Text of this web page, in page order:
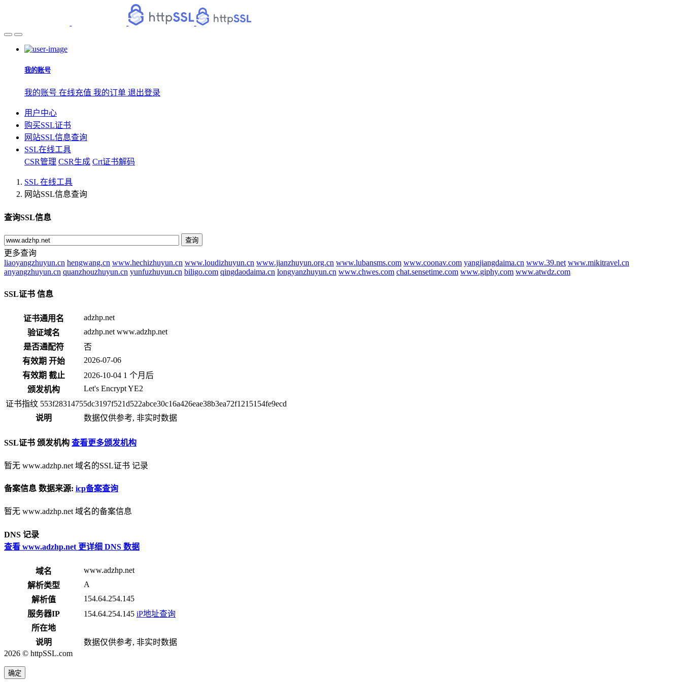
我的账号
我的账号 在线充值 我的订单 退出登录
用户中心
购买SSL证书
网站SSL信息查询
SSL在线工具
CSR管理 CSR生成 Crt证书解码
SSL 在线工具
网站SSL信息查询
查询SSL信息
查询
更多查询
liaoyangzhuyun.cn hengwang.cn www.hechizhuyun.cn www.loudizhuyun.cn www.jianzhuyun.org.cn www.lubansms.com www.coonav.com yangjiangdaima.cn www.39.net www.mikitravel.cn
anyangzhuyun.cn quanzhouzhuyun.cn yunfuzhuyun.cn biligo.com qingdaodaima.cn longyanzhuyun.cn www.chwes.com chat.sensetime.com www.giphy.com www.atwdz.com
SSL证书 信息
证书通用名
adzhp.net
验证域名
adzhp.net www.adzhp.net
是否通配符
否
有效期 开始
2026-07-06
有效期 截止
2026-10-04 1 个月后
颁发机构
Let's EncryptYE2
证书指纹 553f28314755dc3197f521d522abce30c16a426eae38b3ea72f1215154fe9ecd
说明
数据仅供参考, 非实时数据
SSL证书 颁发机构 查看更多颁发机构
暂无 www.adzhp.net 域名的SSL证书 记录
备案信息 数据来源: icp备案查询
暂无 www.adzhp.net 域名的备案信息
DNS 记录
查看 www.adzhp.net 更详细 DNS 数据
域名
www.adzhp.net
解析类型
A
解析值
154.64.254.145
服务器IP
154.64.254.145 iP地址查询
所在地
说明
数据仅供参考, 非实时数据
2026 © httpSSL.com
确定